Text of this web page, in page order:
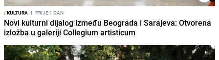
/KULTURA I PRIJE 1 DAN
Novi kulturni dijalog između Beograda i Sarajeva: Otvorena
izložba u galeriji Collegium artisticum